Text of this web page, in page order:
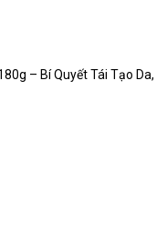
– Bí Quyết Tái Tạo Da,